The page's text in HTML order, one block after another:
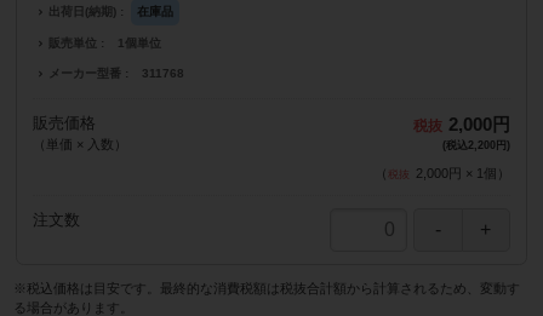
出荷日(納期) 在庫品
販売単位 1個単位
メーカー型番 311768
販売価格
（単価 × 入数）
2,000円
(税込2,200円)
（ 2,000円 × 1 個 ）
注文数
※税込価格は目安です。最終的な消費税額は税抜合計額から計算されるため、変動す
る場合があります。